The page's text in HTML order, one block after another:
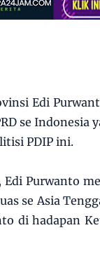
Edi
se Indonesia
PDIP ini.
Edi Purwanto
se Asia
di hadapan